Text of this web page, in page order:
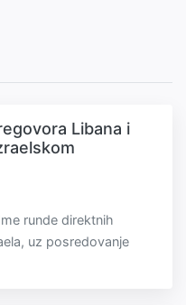
Libana i
runde direktnih
uz posredovanje